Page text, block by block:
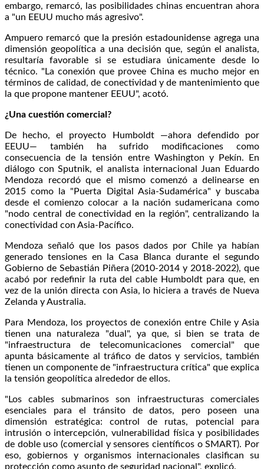
embargo, remarcó, las posibilidades chinas encuentran ahora
a "un EEUU mucho más agresivo".
Ampuero remarcó que la presión estadounidense agrega una
dimensión geopolítica a una decisión que, según el analista,
resultaría favorable si se estudiara únicamente desde lo
técnico. "La conexión que provee China es mucho mejor en
términos de calidad, de conectividad y de mantenimiento que
la que propone mantener EEUU", acotó.
¿Una cuestión comercial?
De hecho, el proyecto Humboldt —ahora defendido por
EEUU— también ha sufrido modificaciones como
consecuencia de la tensión entre Washington y Pekín. En
diálogo con Sputnik, el analista internacional Juan Eduardo
Mendoza recordó que el mismo comenzó a delinearse en
2015 como la "Puerta Digital Asia-Sudamérica" y buscaba
desde el comienzo colocar a la nación sudamericana como
"nodo central de conectividad en la región", centralizando la
conectividad con Asia-Pacífico.
Mendoza señaló que los pasos dados por Chile ya habían
generado tensiones en la Casa Blanca durante el segundo
Gobierno de Sebastián Piñera (2010-2014 y 2018-2022), que
acabó por redefinir la ruta del cable Humboldt para que, en
vez de la unión directa con Asia, lo hiciera a través de Nueva
Zelanda y Australia.
Para Mendoza, los proyectos de conexión entre Chile y Asia
tienen una naturaleza "dual", ya que, si bien se trata de
"infraestructura de telecomunicaciones comercial" que
apunta básicamente al tráfico de datos y servicios, también
tienen un componente de "infraestructura crítica" que explica
la tensión geopolítica alrededor de ellos.
"Los cables submarinos son infraestructuras comerciales
esenciales para el tránsito de datos, pero poseen una
dimensión estratégica: control de rutas, potencial para
intrusión o intercepción, vulnerabilidad física y posibilidades
de doble uso (comercial y sensores científicos o SMART). Por
eso, gobiernos y organismos internacionales clasifican su
protección como asunto de seguridad nacional", explicó.